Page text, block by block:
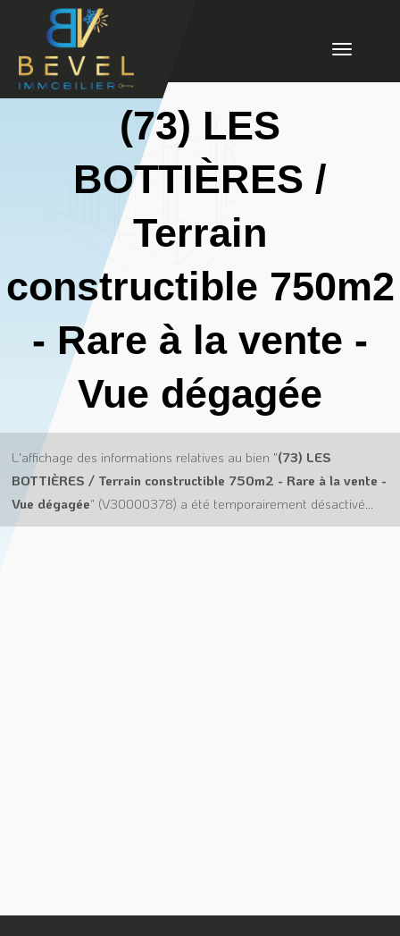
Toggle
(73) LES
BOTTIÈRES /
Terrain
constructible 750m2
- Rare à la vente -
Vue dégagée
L'affichage des informations relatives au bien "(73) LES
BOTTIÈRES / Terrain constructible 750m2 - Rare à la vente -
Vue dégagée" (V30000378) a été temporairement désactivé...